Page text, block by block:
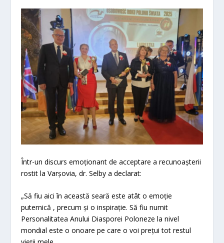
Într-un discurs emoționant de acceptare a recunoașterii
rostit la Varșovia, dr. Selby a declarat:
„Să fiu aici în această seară este atât o emoție
puternică , precum și o inspirație. Să fiu numit
Personalitatea Anului Diasporei Poloneze la nivel
mondial este o onoare pe care o voi prețui tot restul